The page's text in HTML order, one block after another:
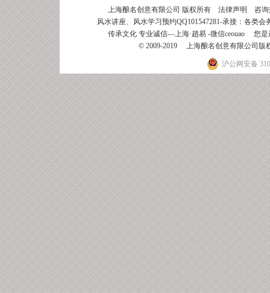
上海酿名创意有限公司 版权所有 法律声明
咨询
风水讲座、风水学习预约QQ101547281-承接： 各类会
传承文化 专业诚信—上海·趙易 -微信ceouao 您是
© 2009-2019 上海酿名创意有限公司
沪公网安备